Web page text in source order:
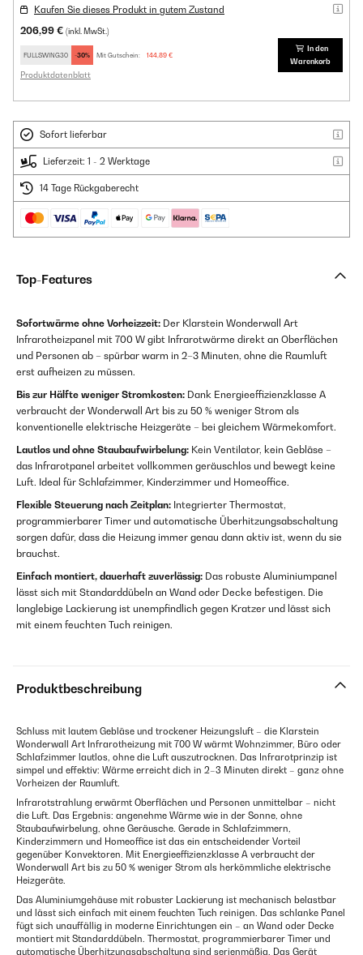
Kaufen Sie dieses Produkt in gutem Zustand
206,99 € (inkl. MwSt.)
FULLSWING30 -30% Mit Gutschein: 144,89 €
Produktdatenblatt
In den
Warenkorb
Sofort lieferbar
Lieferzeit: 1 - 2 Werktage
14 Tage Rückgaberecht
Top-Features
Sofortwärme ohne Vorheizzeit: Der Klarstein Wonderwall Art
Infrarotheizpanel mit 700 W gibt Infrarotwärme direkt an Oberflächen
und Personen ab – spürbar warm in 2–3 Minuten, ohne die Raumluft
erst aufheizen zu müssen.
Bis zur Hälfte weniger Stromkosten: Dank Energieeffizienzklasse A
verbraucht der Wonderwall Art bis zu 50 % weniger Strom als
konventionelle elektrische Heizgeräte – bei gleichem Wärmekomfort.
Lautlos und ohne Staubaufwirbelung: Kein Ventilator, kein Gebläse –
das Infrarotpanel arbeitet vollkommen geräuschlos und bewegt keine
Luft. Ideal für Schlafzimmer, Kinderzimmer und Homeoffice.
Flexible Steuerung nach Zeitplan: Integrierter Thermostat,
programmierbarer Timer und automatische Überhitzungsabschaltung
sorgen dafür, dass die Heizung immer genau dann aktiv ist, wenn du sie
brauchst.
Einfach montiert, dauerhaft zuverlässig: Das robuste Aluminiumpanel
lässt sich mit Standarddübeln an Wand oder Decke befestigen. Die
langlebige Lackierung ist unempfindlich gegen Kratzer und lässt sich
mit einem feuchten Tuch reinigen.
Produktbeschreibung
Schluss mit lautem Gebläse und trockener Heizungsluft – die Klarstein
Wonderwall Art Infrarotheizung mit 700 W wärmt Wohnzimmer, Büro oder
Schlafzimmer lautlos, ohne die Luft auszutrocknen. Das Infrarotprinzip ist
simpel und effektiv: Wärme erreicht dich in 2–3 Minuten direkt – ganz ohne
Vorheizen der Raumluft.
Infrarotstrahlung erwärmt Oberflächen und Personen unmittelbar – nicht
die Luft. Das Ergebnis: angenehme Wärme wie in der Sonne, ohne
Staubaufwirbelung, ohne Geräusche. Gerade in Schlafzimmern,
Kinderzimmern und Homeoffice ist das ein entscheidender Vorteil
gegenüber Konvektoren. Mit Energieeffizienzklasse A verbraucht der
Wonderwall Art bis zu 50 % weniger Strom als herkömmliche elektrische
Heizgeräte.
Das Aluminiumgehäuse mit robuster Lackierung ist mechanisch belastbar
und lässt sich einfach mit einem feuchten Tuch reinigen. Das schlanke Panel
fügt sich unauffällig in moderne Einrichtungen ein – an Wand oder Decke
montiert mit Standarddübeln. Thermostat, programmierbarer Timer und
automatische Überhitzungsabschaltung sind serienmäßig. Das Gerät